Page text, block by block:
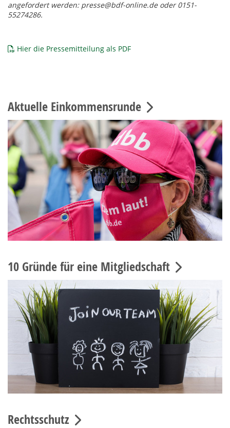
angefordert werden: presse@bdf-online.de oder 0151-
55274286.
Hier die Pressemitteilung als PDF
Aktuelle Einkommensrunde
10 Gründe für eine Mitgliedschaft
Rechtsschutz